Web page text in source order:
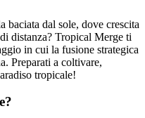
baciata dal sole, dove crescita
distanza? Tropical Merge ti
in cui la fusione strategica
Preparati a coltivare,
tropicale!